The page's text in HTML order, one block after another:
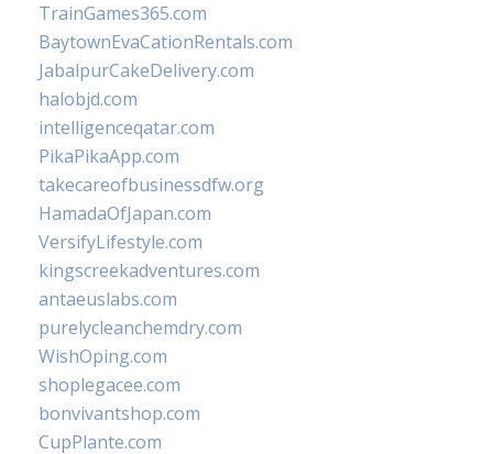
TrainGames365.com
BaytownEvaCationRentals.com
JabalpurCakeDelivery.com
halobjd.com
intelligenceqatar.com
PikaPikaApp.com
takecareofbusinessdfw.org
HamadaOfJapan.com
VersifyLifestyle.com
kingscreekadventures.com
antaeuslabs.com
purelycleanchemdry.com
WishOping.com
shoplegacee.com
bonvivantshop.com
CupPlante.com